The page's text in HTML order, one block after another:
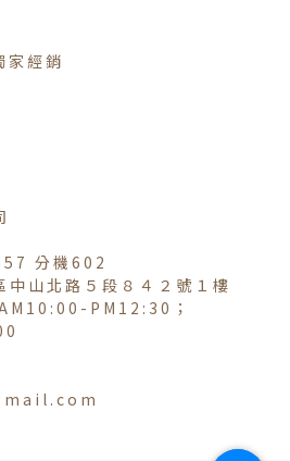
經銷
分機602
中山北路５段８４２號１樓
PM12:30；